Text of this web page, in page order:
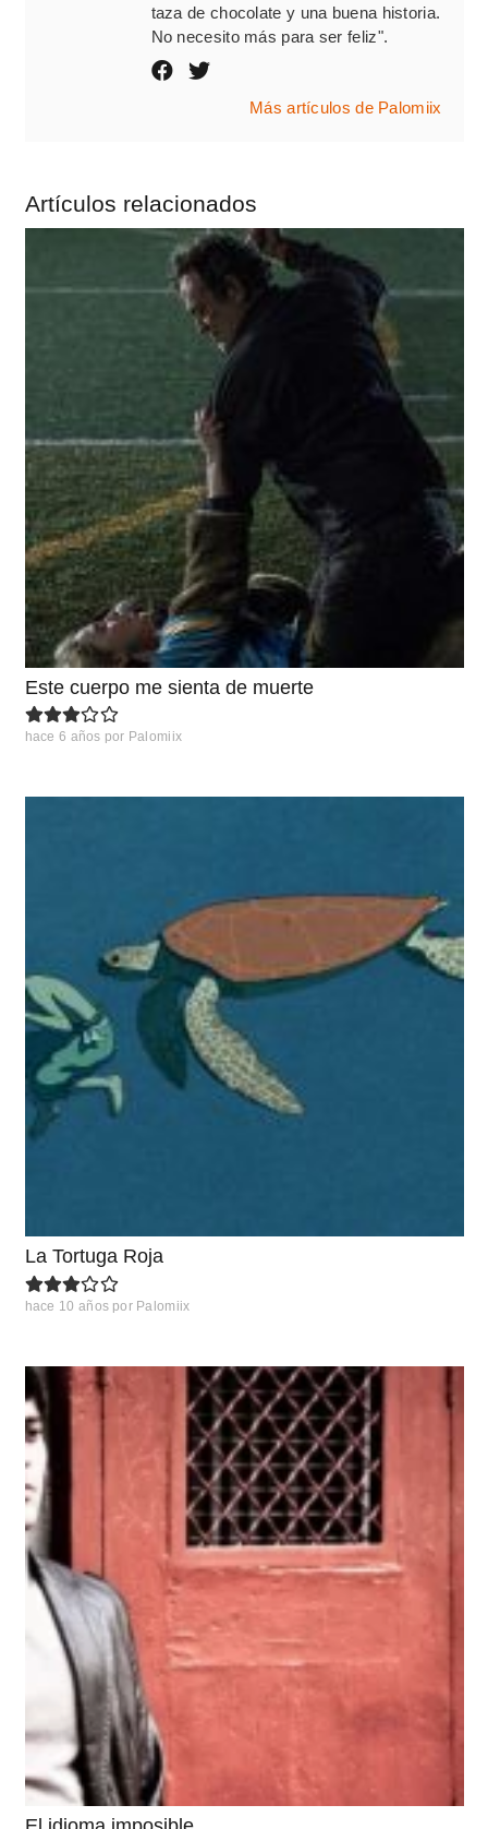
taza de chocolate y una buena historia.
No necesito más para ser feliz".
Más artículos de Palomiix
Artículos relacionados
Este cuerpo me sienta de muerte
hace 6 años por Palomiix
La Tortuga Roja
hace 10 años por Palomiix